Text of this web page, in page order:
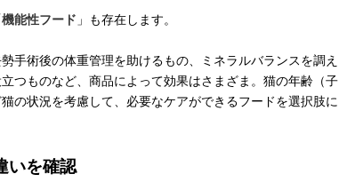
機能性フード 」も存在します。
手術後の体重管理を助けるもの、ミネラルバランスを調え
つものなど、商品によって効果はさまざま。猫の年齢（子
の状況を考慮して、必要なケアができるフードを選択肢に
いを確認